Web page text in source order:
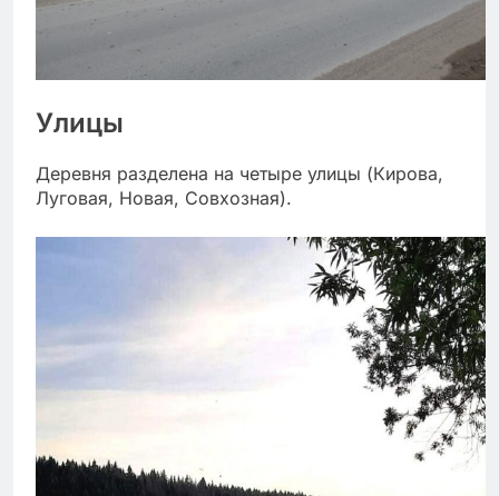
Улицы
Деревня разделена на четыре улицы (Кирова,
Луговая, Новая, Совхозная).